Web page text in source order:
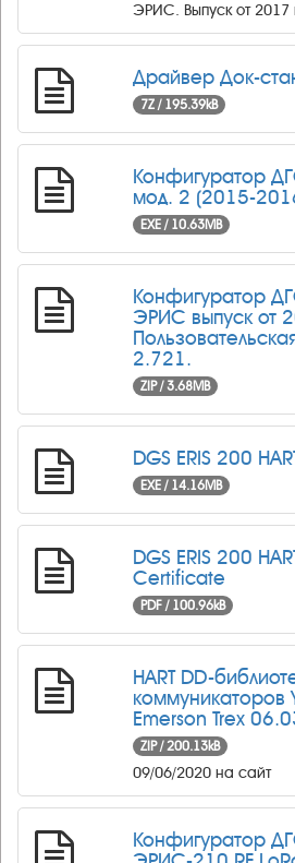
ЭРИС. Выпуск от 2017
Драйвер Док-
7Z / 195.39kB
Конфигуратор
мод. 2 (2015-
EXE / 10.63MB
Конфигуратор
ЭРИС выпуск от
2.721.
ZIP / 3.68MB
DGS ERIS 200
EXE / 14.16MB
DGS ERIS 200
Certificate
PDF / 100.96kB
HART DD-
коммуникаторов
Emerson Trex
ZIP / 200.13kB
09/06/2020 на сайт
Конфигуратор